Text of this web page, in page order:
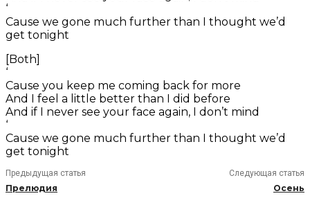
‘
Cause we gone much further than I thought we’d
get tonight
[Both]
‘
Cause you keep me coming back for more
And I feel a little better than I did before
And if I never see your face again, I don’t mind
‘
Cause we gone much further than I thought we’d
get tonight
Предыдущая статья
Прелюдия
Следующая статья
Осень